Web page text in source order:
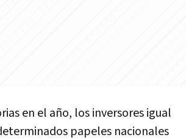
en el año, los inversores igual
papeles nacionales